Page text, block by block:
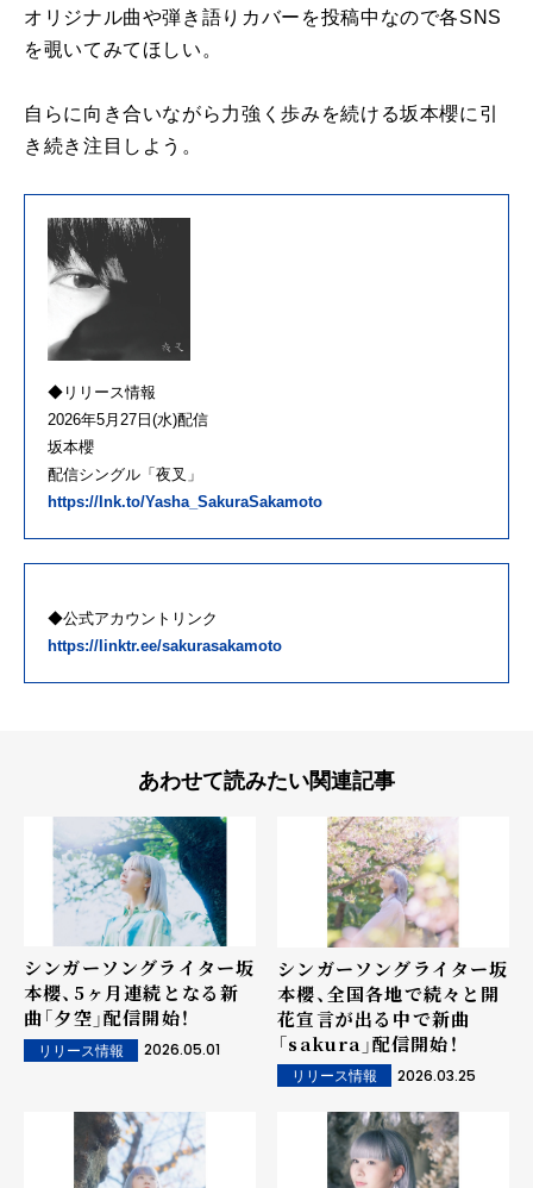
オリジナル曲や弾き語りカバーを投稿中なので各SNS
を覗いてみてほしい。
自らに向き合いながら力強く歩みを続ける坂本櫻に引
き続き注目しよう。
◆リリース情報
2026年5月27日(水)配信
坂本櫻
配信シングル「夜叉」
https://lnk.to/Yasha_SakuraSakamoto
◆公式アカウントリンク
https://linktr.ee/sakurasakamoto
あわせて読みたい関連記事
シンガーソングライター坂
本櫻、5ヶ月連続となる新
曲「夕空」配信開始！
リリース情報 2026.05.01
シンガーソングライター坂
本櫻、全国各地で続々と開
花宣言が出る中で新曲
「sakura」配信開始！
リリース情報 2026.03.25